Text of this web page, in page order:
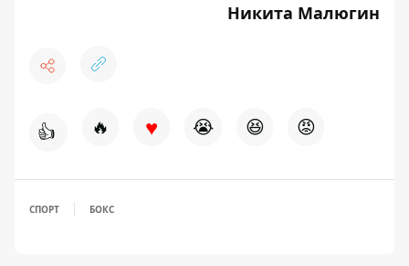
Никита Малюгин
👍 🔥 ♥ 😭 😆 😡
СПОРТ БОКС